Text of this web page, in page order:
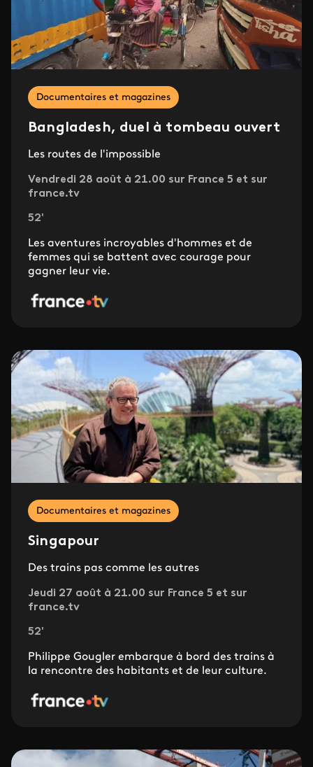
Documentaires et magazines
Bangladesh, duel à tombeau ouvert
Les routes de l'impossible
Vendredi 28 août à 21.00 sur France 5 et sur
france.tv
52'
Les aventures incroyables d'hommes et de
femmes qui se battent avec courage pour
gagner leur vie.
Documentaires et magazines
Singapour
Des trains pas comme les autres
Jeudi 27 août à 21.00 sur France 5 et sur
france.tv
52'
Philippe Gougler embarque à bord des trains à
la rencontre des habitants et de leur culture.